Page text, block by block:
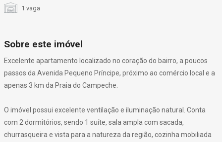
1 vaga
Sobre este imóvel
Excelente apartamento localizado no coração do bairro, a poucos
passos da Avenida Pequeno Príncipe, próximo ao comércio local e a
apenas 3 km da Praia do Campeche.
O imóvel possui excelente ventilação e iluminação natural. Conta
com 2 dormitórios, sendo 1 suíte, sala ampla com sacada,
churrasqueira e vista para a natureza da região, cozinha mobiliada